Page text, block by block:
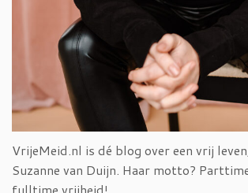
VrijeMeid.nl is dé blog over een vrij
Suzanne van Duijn. Haar motto?